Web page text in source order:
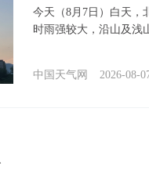
今天（8月7日）白天，
时雨强较大，沿山及浅
中国天气网 2026-08-